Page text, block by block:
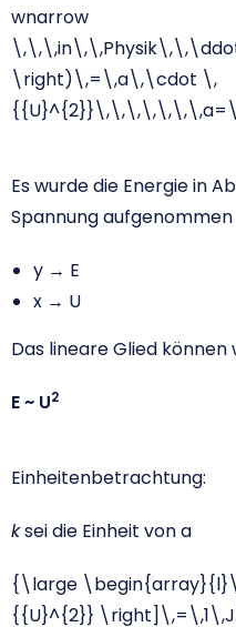
wnarrow
\right)\,=\,a\,\cdot \,
Es wurde die Energie in
Spannung aufgenommen
y → E
x → U
Das lineare Glied
E ~ U2
Einheitenbetrachtung:
ksei die Einheit von a
{\large
{{U}^{2}}